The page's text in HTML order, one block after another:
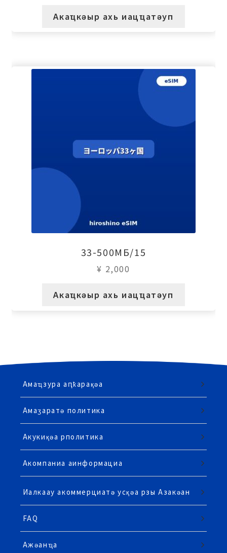
Акаҵкәыр ахь иацҵатәуп
33-500МБ/15
¥ 2,000
Акаҵкәыр ахь иацҵатәуп
Амаҵзура аԥҟарақәа
Амаӡаратә политика
Акукиқәа рполитика
Акомпаниа аинформациа
Иалкаау акоммерциатә усқәа рзы Азакәан
FAQ
Ажәанҵа